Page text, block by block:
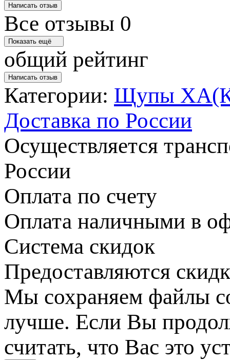
Написать отзыв
Все отзывы 0
Показать ещё
общий рейтинг
Написать отзыв
Категории: Щупы ХА(К)
Доставка по России
Осуществляется
России
Оплата по счету
Оплата наличными в
Система скидок
Предоставляются
Мы сохраняем файлы
лучше. Если Вы
считать, что Вас это